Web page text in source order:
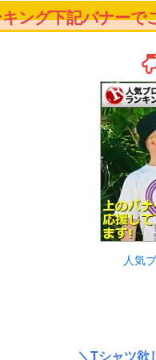
ング下記バナー
人気
＼Tシャツ欲